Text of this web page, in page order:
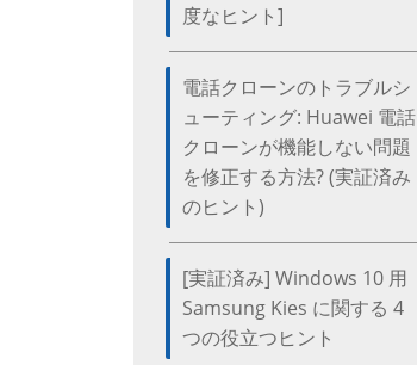
度なヒント]
電話クローンのトラブルシ
ューティング: Huawei 電話
クローンが機能しない問題
を修正する方法? (実証済み
のヒント)
[実証済み] Windows 10 用
Samsung Kies に関する 4
つの役立つヒント